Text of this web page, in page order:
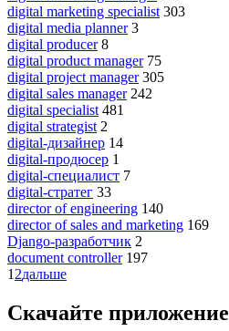
digital marketing specialist 303
digital media planner 3
digital producer 8
digital product manager 75
digital project manager 305
digital sales manager 242
digital specialist 481
digital strategist 2
digital-дизайнер 14
digital-продюсер 1
digital-специалист 7
digital-стратег 33
director of engineering 140
director of sales and marketing 169
Django-разработчик 2
document controller 197
1 2дальше
Скачайте приложение